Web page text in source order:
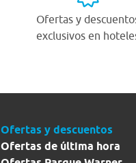
Ofertas y
exclusivos en
Ofertas y descuentos
Ofertas de última hora